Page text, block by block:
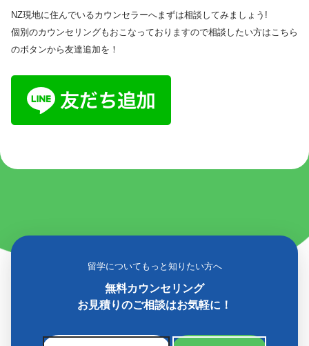
NZ現地に住んでいるカウンセラーへまずは相談してみましょう!
個別のカウンセリングもおこなっておりますので相談したい方はこちら
のボタンから友達追加を！
留学についてもっと知りたい方へ
無料カウンセリング
お見積りのご相談はお気軽に！